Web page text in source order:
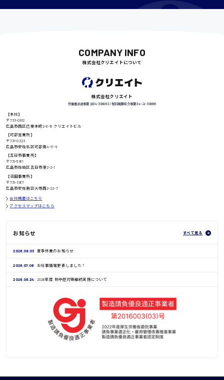
鳥取県
日給8000円〜
COMPANY INFO
株式会社クリエイトについて
株式会社クリエイト
労働者派遣事業 派34-300062 / 有料職業紹介事業 34-ユ-300091
【本社】
〒733-0812
広島市西区己斐本町2-6-18 クリエイトビル
【可部営業所】
〒731-0223
広島市安佐北区可部南4-17-5
【五日市事業所】
〒731-5161
広島市佐伯区五日市港2-2-1
【沼田事業所】
〒731-3167
広島市安佐南区大塚西2-22-7
会社概要はこちら
アクセスマップはこちら
お知らせ すべて見る
2026.08.03 夏季休業のお知らせ
2026.07.06 お仕事情報更新しました！
2026.06.24 2026年度 熱中症対策継続実施について